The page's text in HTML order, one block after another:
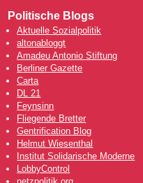
Politische Blogs
Aktuelle Sozialpolitik
altonabloggt
Amadeu Antonio Stiftung
Berliner Gazette
Carta
DL 21
Feynsinn
Fliegende Bretter
Gentrification Blog
Helmut Wiesenthal
Institut Solidarische Moderne
LobbyControl